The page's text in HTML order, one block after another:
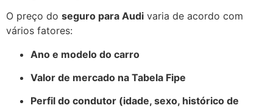
O preço do seguro para Audi varia de acordo com
vários fatores:
Ano e modelo do carro
Valor de mercado na Tabela Fipe
Perfil do condutor (idade, sexo, histórico de